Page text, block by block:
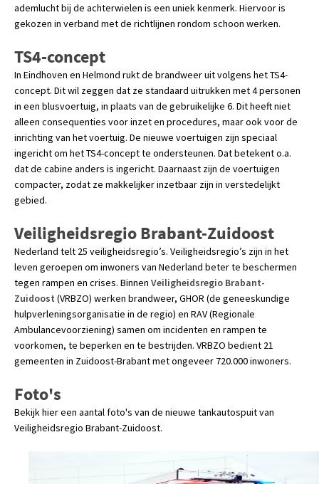
ademlucht bij de achterwielen is een uniek kenmerk. Hiervoor is
gekozen in verband met de richtlijnen rondom schoon werken.
TS4-concept
In Eindhoven en Helmond rukt de brandweer uit volgens het TS4-
concept. Dit wil zeggen dat ze standaard uitrukken met 4 personen
in een blusvoertuig, in plaats van de gebruikelijke 6. Dit heeft niet
alleen consequenties voor inzet en procedures, maar ook voor de
inrichting van het voertuig. De nieuwe voertuigen zijn speciaal
ingericht om het TS4-concept te ondersteunen. Dat betekent o.a.
dat de cabine anders is ingericht. Daarnaast zijn de voertuigen
compacter, zodat ze makkelijker inzetbaar zijn in verstedelijkt
gebied.
Veiligheidsregio Brabant-Zuidoost
Nederland telt 25 veiligheidsregio’s. Veiligheidsregio’s zijn in het
leven geroepen om inwoners van Nederland beter te beschermen
tegen rampen en crises. Binnen Veiligheidsregio Brabant-
Zuidoost (VRBZO) werken brandweer, GHOR (de geneeskundige
hulpverleningsorganisatie in de regio) en RAV (Regionale
Ambulancevoorziening) samen om incidenten en rampen te
voorkomen, te beperken en te bestrijden. VRBZO bedient 21
gemeenten in Zuidoost-Brabant met ongeveer 720.000 inwoners.
Foto's
Bekijk hier een aantal foto's van de nieuwe tankautospuit van
Veiligheidsregio Brabant-Zuidoost.